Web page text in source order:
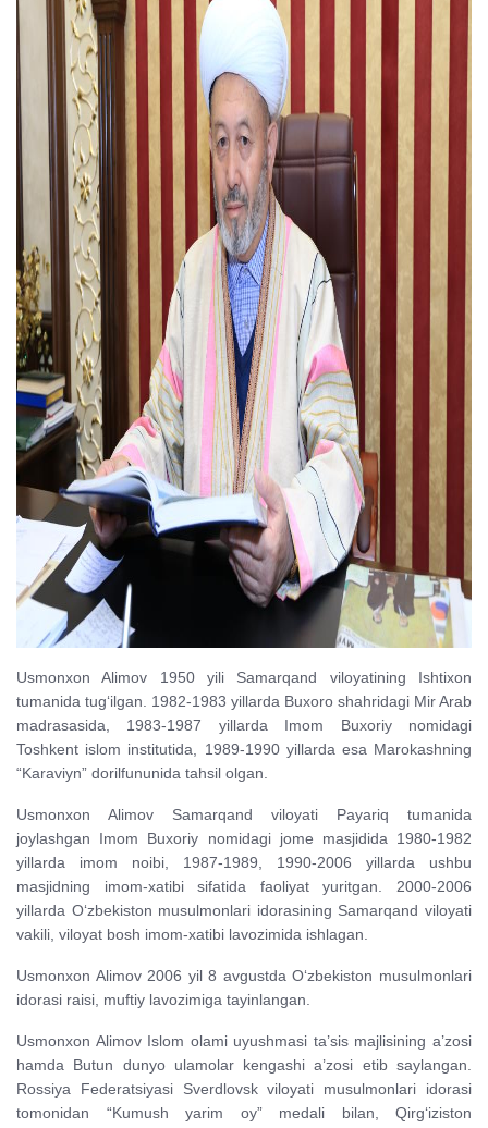
Usmonxon Alimov 1950 yili Samarqand viloyatining Ishtixon
tumanida tug‘ilgan. 1982-1983 yillarda Buxoro shahridagi Mir Arab
madrasasida, 1983-1987 yillarda Imom Buxoriy nomidagi
Toshkent islom institutida, 1989-1990 yillarda esa Marokashning
“Karaviyn” dorilfununida tahsil olgan.
Usmonxon Alimov Samarqand viloyati Payariq tumanida
joylashgan Imom Buxoriy nomidagi jome masjidida 1980-1982
yillarda imom noibi, 1987-1989, 1990-2006 yillarda ushbu
masjidning imom-xatibi sifatida faoliyat yuritgan. 2000-2006
yillarda O‘zbekiston musulmonlari idorasining Samarqand viloyati
vakili, viloyat bosh imom-xatibi lavozimida ishlagan.
Usmonxon Alimov 2006 yil 8 avgustda O‘zbekiston musulmonlari
idorasi raisi, muftiy lavozimiga tayinlangan.
Usmonxon Alimov Islom olami uyushmasi ta’sis majlisining a’zosi
hamda Butun dunyo ulamolar kengashi a’zosi etib saylangan.
Rossiya Federatsiyasi Sverdlovsk viloyati musulmonlari idorasi
tomonidan “Kumush yarim oy” medali bilan, Qirg‘iziston